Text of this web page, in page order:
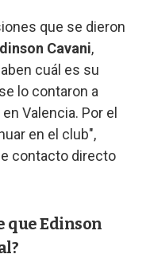
que se dieron
Cavani,
cuál es su
lo contaron a
Valencia. Por el
en el club",
contacto directo
que Edinson